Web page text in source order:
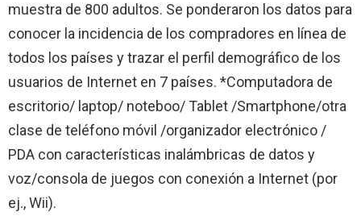
muestra de 800 adultos. Se ponderaron los datos para
conocer la incidencia de los compradores en línea de
todos los países y trazar el perfil demográfico de los
usuarios de Internet en 7 países. *Computadora de
escritorio/ laptop/ noteboo/ Tablet /Smartphone/otra
clase de teléfono móvil /organizador electrónico /
PDA con características inalámbricas de datos y
voz/consola de juegos con conexión a Internet (por
ej., Wii).